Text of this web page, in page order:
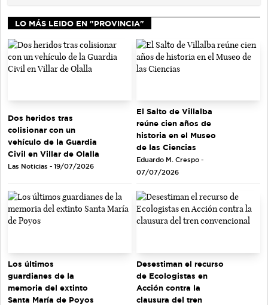
LO MÁS LEIDO EN "PROVINCIA"
Dos heridos tras
colisionar con un
vehículo de la Guardia
Civil en Villar de Olalla
Las Noticias - 19/07/2026
El Salto de Villalba
reúne cien años de
historia en el Museo
de las Ciencias
Eduardo M. Crespo -
07/07/2026
Los últimos
guardianes de la
memoria del extinto
Santa María de Poyos
Desestiman el recurso
de Ecologistas en
Acción contra la
clausura del tren